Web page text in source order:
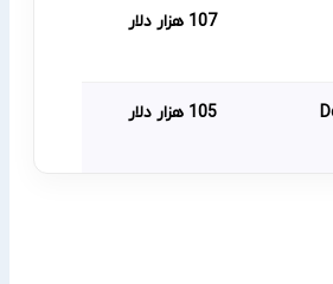
107 هزار دلار
105 هزار دلار